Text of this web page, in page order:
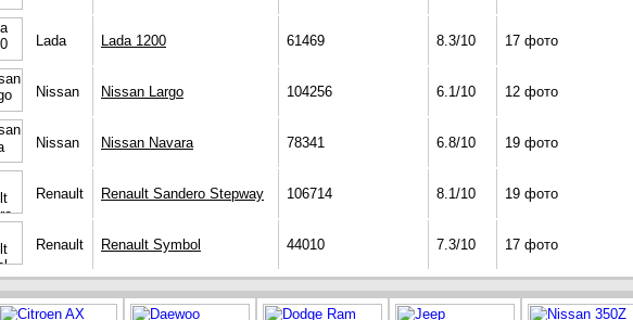
Lada Lada 1200 61469 8.3/10 17 фото
Nissan Nissan Largo 104256 6.1/10 12 фото
Nissan Nissan Navara 78341 6.8/10 19 фото
Renault Renault Sandero Stepway 106714 8.1/10 19 фото
Renault Renault Symbol 44010 7.3/10 17 фото